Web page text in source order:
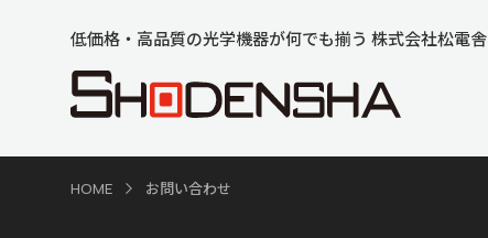
低価格・高品質の光学機器が何でも揃う 株式会社松電舎
HOME お問い合わせ